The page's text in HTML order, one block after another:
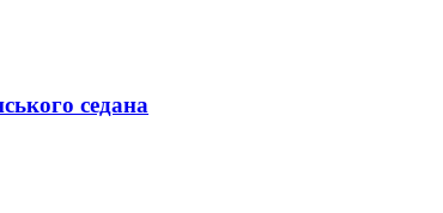
седана